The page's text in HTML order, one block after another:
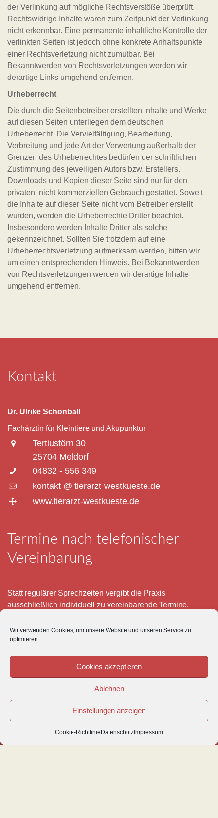
Wir verwenden Cookies, um unsere Website und unseren Service zu
optimieren.
Cookies akzeptieren
Ablehnen
Einstellungen anzeigen
Cookie-Richtlinie Datenschutz Impressum
der Verlinkung auf mögliche Rechtsverstöße überprüft.
Rechtswidrige Inhalte waren zum Zeitpunkt der Verlinkung
nicht erkennbar. Eine permanente inhaltliche Kontrolle der
verlinkten Seiten ist jedoch ohne konkrete Anhaltspunkte
einer Rechtsverletzung nicht zumutbar. Bei
Bekanntwerden von Rechtsverletzungen werden wir
derartige Links umgehend entfernen.
Urheberrecht
Die durch die Seitenbetreiber erstellten Inhalte und Werke
auf diesen Seiten unterliegen dem deutschen
Urheberrecht. Die Vervielfältigung, Bearbeitung,
Verbreitung und jede Art der Verwertung außerhalb der
Grenzen des Urheberrechtes bedürfen der schriftlichen
Zustimmung des jeweiligen Autors bzw. Erstellers.
Downloads und Kopien dieser Seite sind nur für den
privaten, nicht kommerziellen Gebrauch gestattet. Soweit
die Inhalte auf dieser Seite nicht vom Betreiber erstellt
wurden, werden die Urheberrechte Dritter beachtet.
Insbesondere werden Inhalte Dritter als solche
gekennzeichnet. Sollten Sie trotzdem auf eine
Urheberrechtsverletzung aufmerksam werden, bitten wir
um einen entsprechenden Hinweis. Bei Bekanntwerden
von Rechtsverletzungen werden wir derartige Inhalte
umgehend entfernen.
Kontakt
Dr. Ulrike Schönball
Fachärztin für Kleintiere und Akupunktur
Tertiustörn 30
25704 Meldorf
04832 - 556 349
kontakt @ tierarzt-westkueste.de
www.tierarzt-westkueste.de
Termine nach telefonischer
Vereinbarung
Statt regulärer Sprechzeiten vergibt die Praxis
ausschließlich individuell zu vereinbarende Termine.
– 12 und 15 – 18 Uhr.
Im Übrigen ist der Tierärztliche Notdienst unter Tel: 0180-